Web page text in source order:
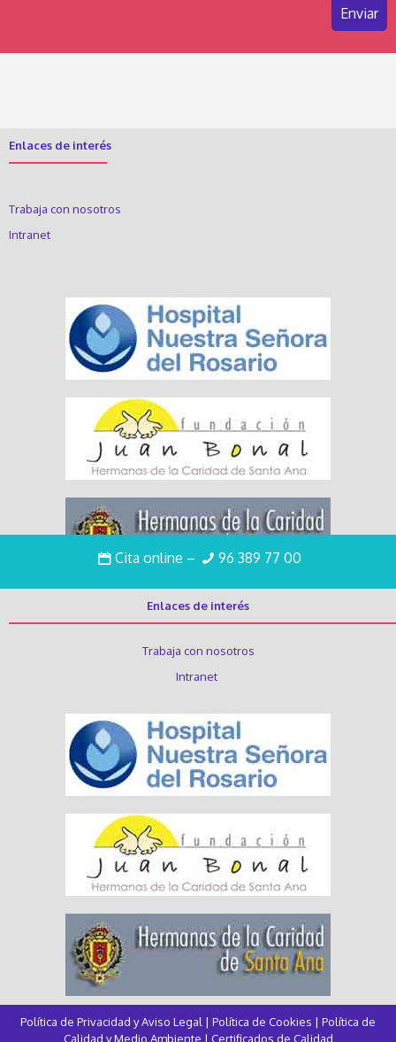
Cita online – 96 389 77 00
Enlaces de interés
Trabaja con nosotros
Intranet
Enlaces de interés
Trabaja con nosotros
Intranet
Política de Privacidad y Aviso Legal | Política de Cookies | Política de
Calidad y Medio Ambiente | Certificados de Calidad